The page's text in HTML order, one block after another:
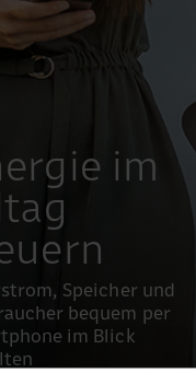
im
Speicher und
bequem per
im Blick